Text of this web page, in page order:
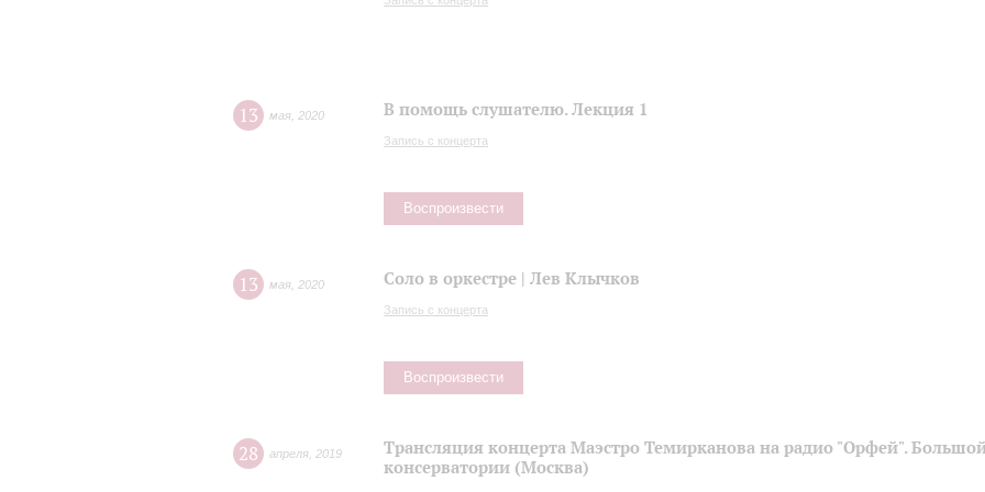
13 мая 2020 В помощь слушателю. Лекция 1
Запись с концерта
Воспроизвести
13 мая 2020 Соло в оркестре | Лев Клычков
Запись с концерта
Воспроизвести
28 апреля 2019
Трансляция концерта Маэстро Темирканова на радио "Орфей".
консерватории (Москва)